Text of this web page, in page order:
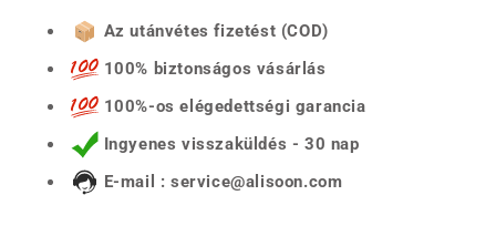
Az utánvétes fizetést (COD)
100% biztonságos vásárlás
100%-os elégedettségi garancia
Ingyenes visszaküldés - 30 nap
E-mail : service@alisoon.com